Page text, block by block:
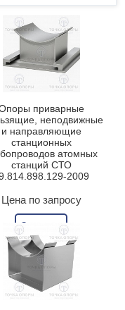
приварные
неподвижные
и направляющие
станционных
атомных
станций СТО
2009
Цена по запросу
Заказать